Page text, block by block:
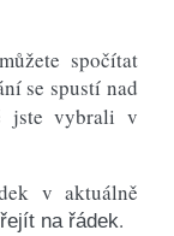
spočítat
se spustí nad
jste vybrali v
v aktuálně
na řádek.